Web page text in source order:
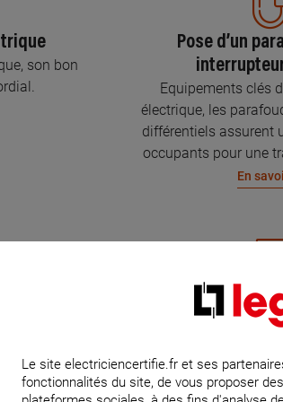
son bon
Pose d’un
Equipements clés
électrique, les
différentiels assurent
occupants pour une
En
jour, c’est
par
Mise aux
Parce que l’électricité
protection de votre
Le site electriciencertifie.fr et ses
fonctionnalités du site, de vous proposer